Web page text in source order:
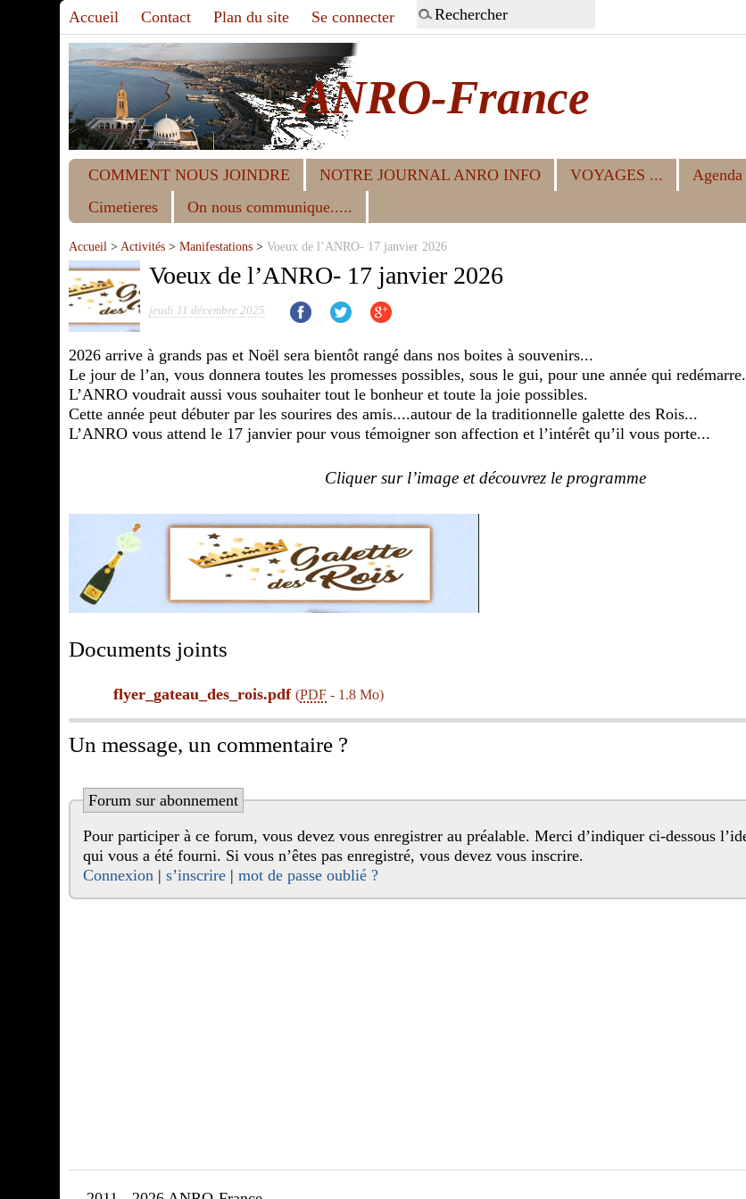
Accueil Contact Plan du site Se connecter
ANRO-France
COMMENT NOUS JOINDRE NOTRE JOURNAL ANRO INFO VOYAGES ... Agenda
Cimetieres
On nous communique.....
Accueil > Activités >Manifestations >Voeux de l’ANRO- 17 janvier 2026
Voeux de l’ANRO- 17 janvier 2026
jeudi 11 décembre 2025
2026 arrive à grands pas et Noël sera bientôt rangé dans nos boites à souvenirs...
Le jour de l’an, vous donnera toutes les promesses possibles, sous le gui, pour une année qui redémarre.
L’ANRO voudrait aussi vous souhaiter tout le bonheur et toute la joie possibles.
Cette année peut débuter par les sourires des amis....autour de la traditionnelle galette des Rois...
L’ANRO vous attend le 17 janvier pour vous témoigner son affection et l’intérêt qu’il vous porte...
Cliquer sur l’image et découvrez le programme
Documents joints
flyer_gateau_des_rois.pdf (PDF - 1.8 Mo)
Un message, un commentaire ?
Forum sur abonnement
Pour participer à ce forum, vous devez vous enregistrer au préalable. Merci d’indiquer ci-dessous l’identifiant personnel
qui vous a été fourni. Si vous n’êtes pas enregistré, vous devez vous inscrire.
Connexion |s’inscrire |mot de passe oublié ?